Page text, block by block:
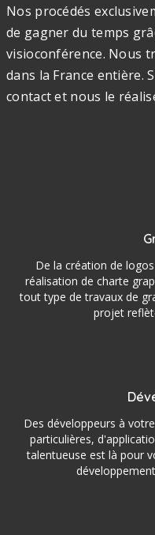
Nos procédés
de gagner du temps
visioconférence. Nous
dans la France entière.
contact et nous le
De la création de
réalisation de charte
tout type de travaux de
projet
Des développeurs à
particulières,
talentueuse est là pour